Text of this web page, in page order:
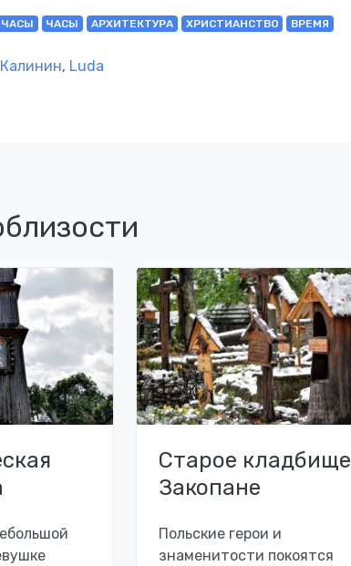
ЧАСЫ АРХИТЕКТУРА ХРИСТИАНСТВО ВРЕМЯ
, Luda
Старое кладбище
Закопане
Польские герои и
знаменитости покоятся